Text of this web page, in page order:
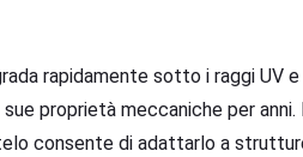
rapidamente sotto i raggi UV
proprietà meccaniche per
consente di adattarlo a